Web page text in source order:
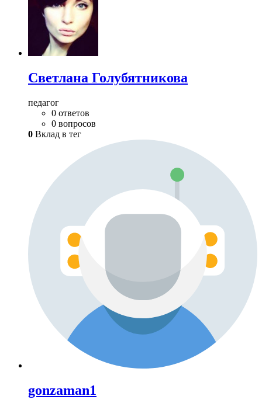
Светлана Голубятникова
педагог
0 ответов
0 вопросов
0 Вклад в тег
gonzaman1